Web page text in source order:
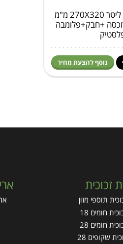
דלי פח קוני 18 ליטר 270X320 מ"מ
+חבק+פלומבה
נוסף להצעת מחיר
זכוכית
תוספי מזון
חומים 18
חומים 28
שקופים 28